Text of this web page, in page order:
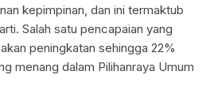
kepimpinan, dan ini termaktub
Salah satu pencapaian yang
peningkatan sehingga 22%
menang dalam Pilihanraya Umum